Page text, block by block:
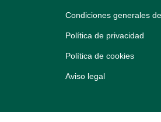
Condiciones generales
Política de privacidad
Política de cookies
Aviso legal